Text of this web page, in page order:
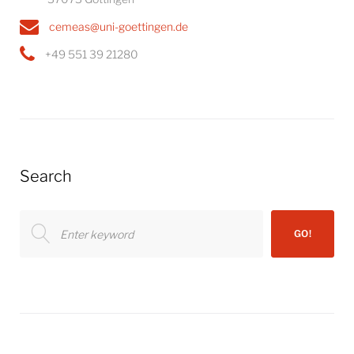
cemeas@uni-goettingen.de
+49 551 39 21280
Search
for:
GO!